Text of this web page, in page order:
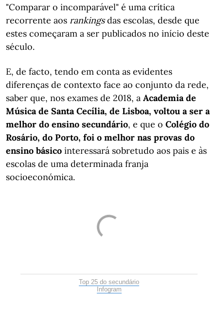
"Comparar o incomparável" é uma crítica
recorrente aos rankingsdas escolas, desde que
estes começaram a ser publicados no início deste
século.
E, de facto, tendo em conta as evidentes
diferenças de contexto face ao conjunto da rede,
saber que, nos exames de 2018, a Academia de
Música de Santa Cecília, de Lisboa, voltou a ser a
melhor do ensino secundário, e que o Colégio do
Rosário, do Porto, foi o melhor nas provas do
ensino básico interessará sobretudo aos pais e às
escolas de uma determinada franja
socioeconómica.
Top 25 do secundário
Infogram